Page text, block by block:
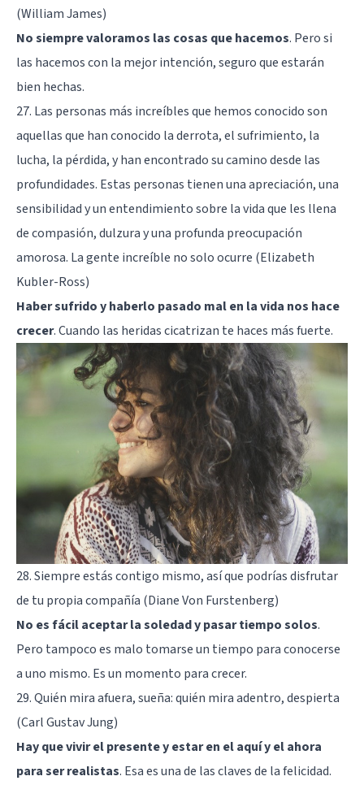
(William James)
No siempre valoramos las cosas que hacemos. Pero si
las hacemos con la mejor intención, seguro que estarán
bien hechas.
27. Las personas más increíbles que hemos conocido son
aquellas que han conocido la derrota, el sufrimiento, la
lucha, la pérdida, y han encontrado su camino desde las
profundidades. Estas personas tienen una apreciación, una
sensibilidad y un entendimiento sobre la vida que les llena
de compasión, dulzura y una profunda preocupación
amorosa. La gente increíble no solo ocurre (Elizabeth
Kubler-Ross)
Haber sufrido y haberlo pasado mal en la vida nos hace
crecer. Cuando las heridas cicatrizan te haces más fuerte.
28. Siempre estás contigo mismo, así que podrías disfrutar
de tu propia compañía (Diane Von Furstenberg)
No es fácil aceptar la soledad y pasar tiempo solos.
Pero tampoco es malo tomarse un tiempo para conocerse
a uno mismo. Es un momento para crecer.
29. Quién mira afuera, sueña: quién mira adentro, despierta
(Carl Gustav Jung)
Hay que vivir el presente y estar en el aquí y el ahora
para ser realistas. Esa es una de las claves de la felicidad.